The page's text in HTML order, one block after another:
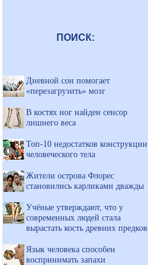
ПОИСК:
Дневной сон помогает
«перезагрузить» мозг
В костях ног найден сенсор
лишнего веса
Топ-10 недостатков конструкции
человеческого тела
Жители острова Флорес
становились карликами дважды
Учёные утверждают, что у
современных людей стала
вырастать кость древних предков
Язык человека способен
воспринимать запахи